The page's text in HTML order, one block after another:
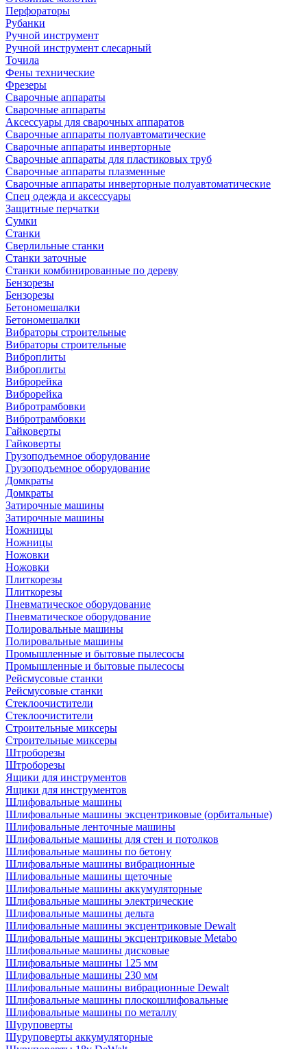
Перфораторы
Рубанки
Ручной инструмент
Ручной инструмент слесарный
Точила
Фены технические
Фрезеры
Сварочные аппараты
Сварочные аппараты
Аксессуары для сварочных аппаратов
Сварочные аппараты полуавтоматические
Сварочные аппараты инверторные
Сварочные аппараты для пластиковых труб
Сварочные аппараты плазменные
Сварочные аппараты инверторные полуавтоматические
Спец одежда и аксессуары
Защитные перчатки
Сумки
Станки
Сверлильные станки
Станки заточные
Станки комбинированные по дереву
Бензорезы
Бензорезы
Бетономешалки
Бетономешалки
Вибраторы строительные
Вибраторы строительные
Виброплиты
Виброплиты
Виброрейка
Виброрейка
Вибротрамбовки
Вибротрамбовки
Гайковерты
Гайковерты
Грузоподъемное оборудование
Грузоподъемное оборудование
Домкраты
Домкраты
Затирочные машины
Затирочные машины
Ножницы
Ножницы
Ножовки
Ножовки
Плиткорезы
Плиткорезы
Пневматическое оборудование
Пневматическое оборудование
Полировальные машины
Полировальные машины
Промышленные и бытовые пылесосы
Промышленные и бытовые пылесосы
Рейсмусовые станки
Рейсмусовые станки
Стеклоочистители
Стеклоочистители
Строительные миксеры
Строительные миксеры
Штроборезы
Штроборезы
Ящики для инструментов
Ящики для инструментов
Шлифовальные машины
Шлифовальные машины эксцентриковые (орбитальные)
Шлифовальные ленточные машины
Шлифовальные машины для стен и потолков
Шлифовальные машины по бетону
Шлифовальные машины вибрационные
Шлифовальные машины щеточные
Шлифовальные машины аккумуляторные
Шлифовальные машины электрические
Шлифовальные машины дельта
Шлифовальные машины эксцентриковые Dewalt
Шлифовальные машины эксцентриковые Metabo
Шлифовальные машины дисковые
Шлифовальные машины 125 мм
Шлифовальные машины 230 мм
Шлифовальные машины вибрационные Dewalt
Шлифовальные машины плоскошлифовальные
Шлифовальные машины по металлу
Шуруповерты
Шуруповерты аккумуляторные